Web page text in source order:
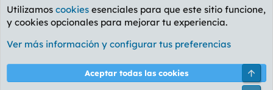
Foro General
Cookies
PL OLDSTYLE AMARILLO
Términos y reglas Política de privacidad Ayuda
Utilizamos cookies esenciales para que este sitio funcione,
y cookies opcionales para mejorar tu experiencia.
Ver más información y configurar tus preferencias
Aceptar todas las cookies